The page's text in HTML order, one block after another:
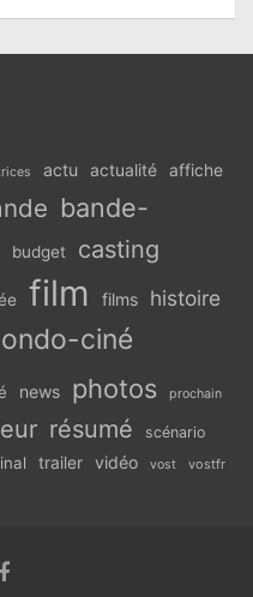
actu actualité affiche
bande-
budget casting
film films histoire
ciné
news photos prochain
résumé scénario
trailer vidéo vost vostfr